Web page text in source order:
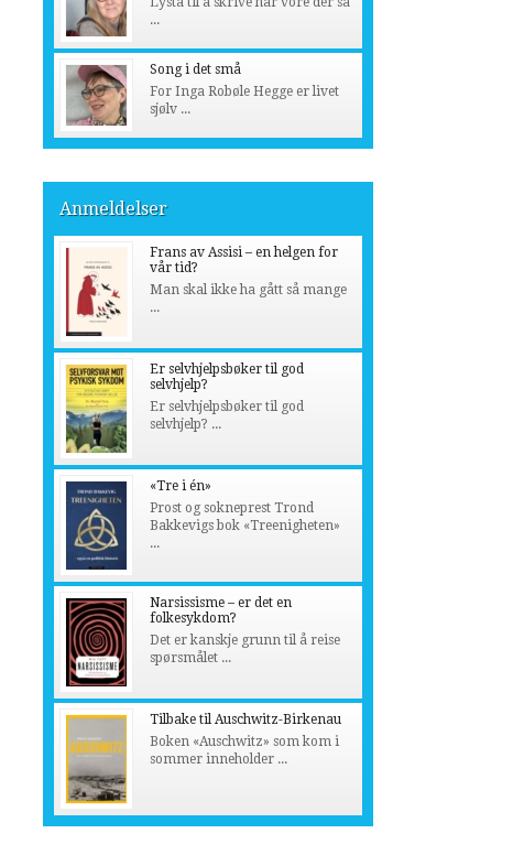
...
Song i det små
For Inga Robøle Hegge er livet
sjølv ...
Anmeldelser
Frans av Assisi – en helgen for
vår tid?
Man skal ikke ha gått så mange
...
Er selvhjelpsbøker til god
selvhjelp?
Er selvhjelpsbøker til god
selvhjelp? ...
«Tre i én»
Prost og sokneprest Trond
Bakkevigs bok «Treenigheten»
...
Narsissisme – er det en
folkesykdom?
Det er kanskje grunn til å reise
spørsmålet ...
Tilbake til Auschwitz-Birkenau
Boken «Auschwitz» som kom i
sommer inneholder ...